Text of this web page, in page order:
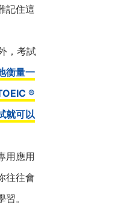
記住這
，考試
衡量一
®
就可以
用應用
往往會
。